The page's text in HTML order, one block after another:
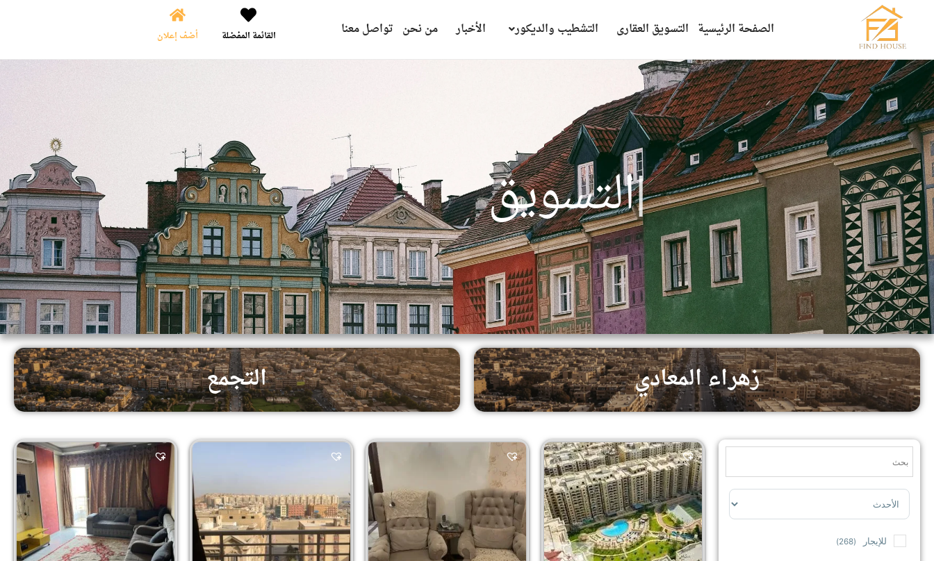
الصفحة الرئيسية التسويق العقارى التشطيب والديكور الأخبار من نحن تواصل معنا القائمة المفضلة أضف إعلان
التسويقالعقارى |
زهراء المعادي التجمع
Sort Products
للإيجار (268)